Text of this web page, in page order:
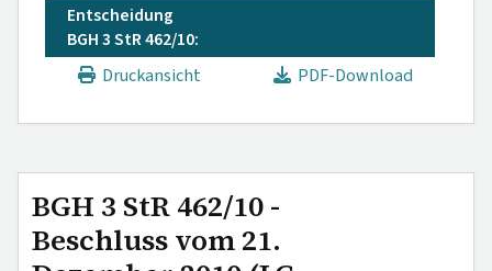
Entscheidung
BGH 3 StR 462/10:
Druckansicht
PDF-Download
BGH 3 StR 462/10 -
Beschluss vom 21.